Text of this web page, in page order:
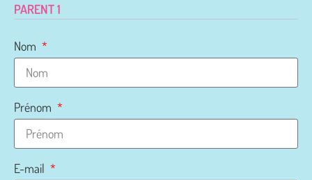
PARENT 1
Nom
Prénom
E-mail